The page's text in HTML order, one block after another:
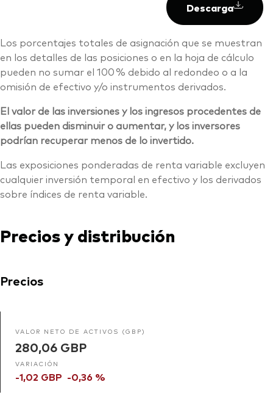
Descarga
Los porcentajes totales de asignación que se muestran
en los detalles de las posiciones o en la hoja de cálculo
pueden no sumar el 100 % debido al redondeo o a la
omisión de efectivo y/o instrumentos derivados.
El valor de las inversiones y los ingresos procedentes de
ellas pueden disminuir o aumentar, y los inversores
podrían recuperar menos de lo invertido.
Las exposiciones ponderadas de renta variable excluyen
cualquier inversión temporal en efectivo y los derivados
sobre índices de renta variable.
Precios y distribución
Precios
VALOR NETO DE ACTIVOS (GBP)
280,06 GBP
VARIACIÓN
-1,02 GBP -0,36 %